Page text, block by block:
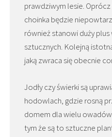
prawdziwym lesie.
choinka będzie
również stanowi duży
sztucznych. Kolejną
jaką zwraca się obecnie
Jodły czy świerki są
hodowlach, gdzie rosną
domem dla wielu
tym że są to sztuczne